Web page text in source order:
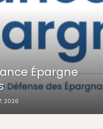
Épargne
2026